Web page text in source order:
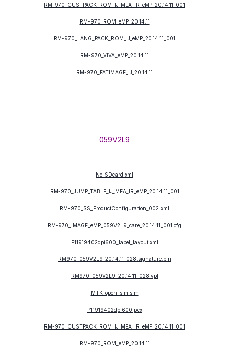
RM-970_CUSTPACK_ROM_IJ_MEA_IR_eMP_20.14.11_001
RM-970_ROM_eMP_20.14.11
RM-970_LANG_PACK_ROM_IJ_eMP_20.14.11_001
RM-970_VIVA_eMP_20.14.11
RM-970_FATIMAGE_IJ_20.14.11
059V2L9
No_SDcard.xml
RM-970_JUMP_TABLE_IJ_MEA_IR_eMP_20.14.11_001
RM-970_SS_ProductConfiguration_002.xml
RM-970_IMAGE_eMP_059V2L9_care_20.14.11_001.cfg
P11919402dpi600_label_layout.xml
RM970_059V2L9_20.14.11_028.signature.bin
RM970_059V2L9_20.14.11_028.vpl
MTK_open_sim.sim
P11919402dpi600.pcx
RM-970_CUSTPACK_ROM_IJ_MEA_IR_eMP_20.14.11_001
RM-970_ROM_eMP_20.14.11